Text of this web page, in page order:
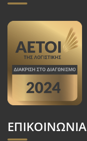
ΕΠΙΚΟΙΝΩΝΙΑ